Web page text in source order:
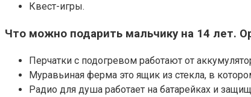
Квест-игры.
Что можно подарить мальчику на 14 лет.
Перчатки с подогревом работают от
Муравьиная ферма это ящик из стекла, в
Радио для душа работает на батарейках и